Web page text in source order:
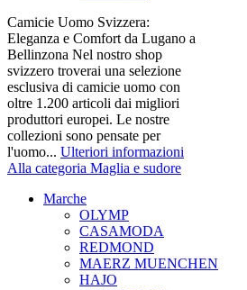
Camicie Uomo Svizzera:
Eleganza e Comfort da Lugano a
Bellinzona Nel nostro shop
svizzero troverai una selezione
esclusiva di camicie uomo con
oltre 1.200 articoli dai migliori
produttori europei. Le nostre
collezioni sono pensate per
l'uomo... Ulteriori informazioni
Alla categoria Maglia e sudore
Marche
OLYMP
CASAMODA
REDMOND
MAERZ MUENCHEN
HAJO